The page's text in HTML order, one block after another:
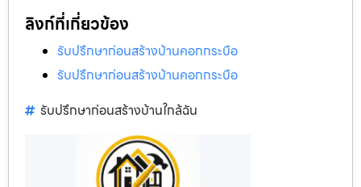
ลิงก์ที่เกี่ยวข้อง
รับปรึกษาก่อนสร้างบ้านคอกกระบือ
รับปรึกษาก่อนสร้างบ้านคอกกระบือ
รับปรึกษาก่อนสร้างบ้านใกล้ฉัน